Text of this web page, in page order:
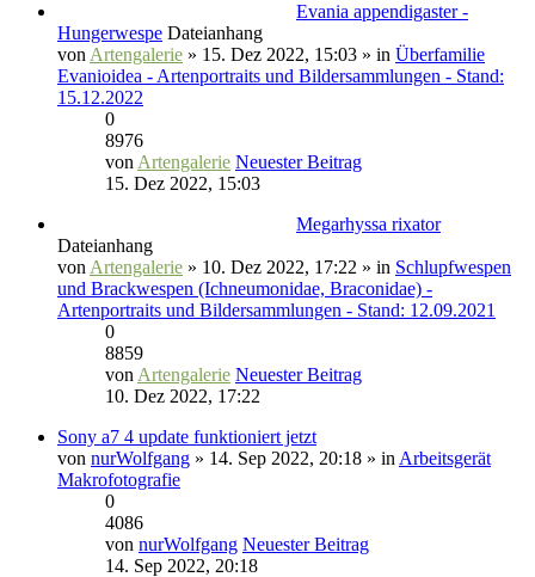
Evania appendigaster -
Hungerwespe Dateianhang
von Artengalerie » 15. Dez 2022, 15:03 » in Überfamilie
Evanioidea - Artenportraits und Bildersammlungen - Stand:
15.12.2022
0
8976
von Artengalerie Neuester Beitrag
15. Dez 2022, 15:03
Megarhyssa rixator
Dateianhang
von Artengalerie » 10. Dez 2022, 17:22 » in Schlupfwespen
und Brackwespen (Ichneumonidae, Braconidae) -
Artenportraits und Bildersammlungen - Stand: 12.09.2021
0
8859
von Artengalerie Neuester Beitrag
10. Dez 2022, 17:22
Sony a7 4 update funktioniert jetzt
von nurWolfgang » 14. Sep 2022, 20:18 » in Arbeitsgerät
Makrofotografie
0
4086
von nurWolfgang Neuester Beitrag
14. Sep 2022, 20:18